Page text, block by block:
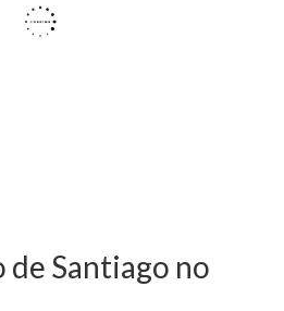
de Santiago no